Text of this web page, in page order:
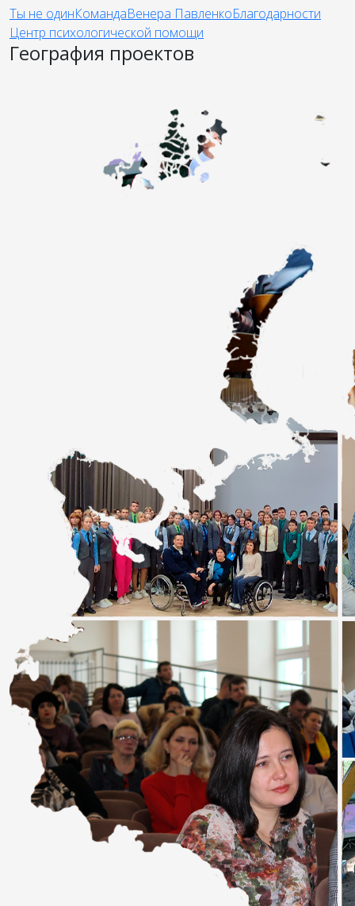
Ты не одинКомандаВенера ПавленкоБлагодарности
Центр психологической помощи
География проектов